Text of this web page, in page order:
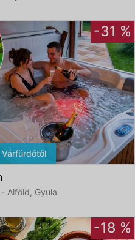
-31 %
Alföld, Gyula
-18 %